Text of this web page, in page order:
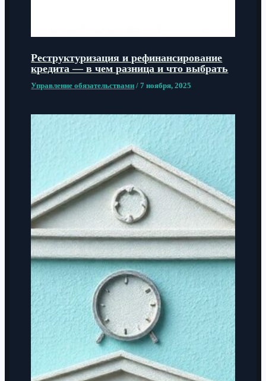
Реструктуризация и рефинансирование
кредита — в чем разница и что выбрать
Управление обязательствами /7 ноября, 2025